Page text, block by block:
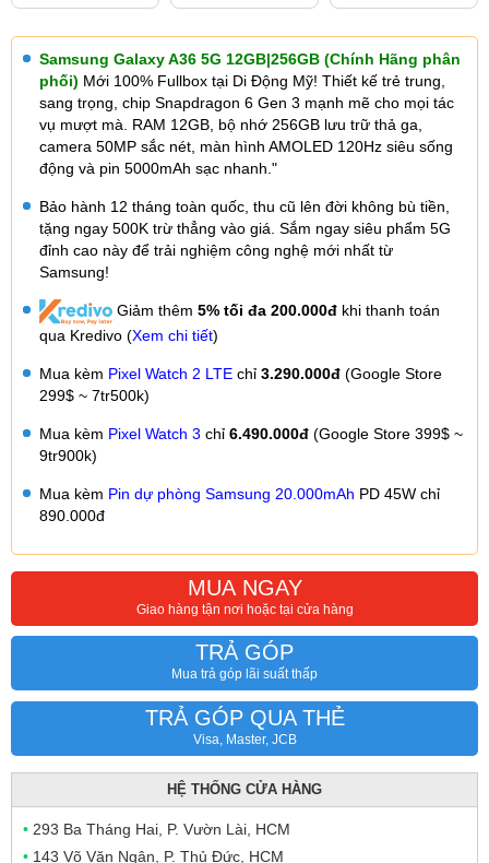
Samsung Galaxy A36 5G 12GB|256GB (Chính Hãng phân
phối) Mới 100% Fullbox tại Di Động Mỹ! Thiết kế trẻ trung,
sang trọng, chip Snapdragon 6 Gen 3 mạnh mẽ cho mọi tác
vụ mượt mà. RAM 12GB, bộ nhớ 256GB lưu trữ thả ga,
camera 50MP sắc nét, màn hình AMOLED 120Hz siêu sống
động và pin 5000mAh sạc nhanh."
Bảo hành 12 tháng toàn quốc, thu cũ lên đời không bù tiền,
tặng ngay 500K trừ thẳng vào giá. Sắm ngay siêu phẩm 5G
đỉnh cao này để trải nghiệm công nghệ mới nhất từ
Samsung!
Giảm thêm 5% tối đa 200.000đ khi thanh toán
qua Kredivo (Xem chi tiết)
Mua kèm Pixel Watch 2 LTE chỉ 3.290.000đ (Google Store
299$ ~ 7tr500k)
Mua kèm Pixel Watch 3 chỉ 6.490.000đ (Google Store 399$ ~
9tr900k)
Mua kèm Pin dự phòng Samsung 20.000mAh PD 45W chỉ
890.000đ
MUA NGAY
Giao hàng tận nơi hoặc tại cửa hàng
TRẢ GÓP
Mua trả góp lãi suất thấp
TRẢ GÓP QUA THẺ
Visa, Master, JCB
HỆ THỐNG CỬA HÀNG
• 293 Ba Tháng Hai, P. Vườn Lài, HCM
• 143 Võ Văn Ngân, P. Thủ Đức, HCM